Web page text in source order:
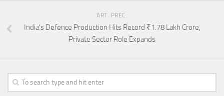
ART. PREC.
India’s Defence Production Hits Record ₹1.78 Lakh Crore,
Private Sector Role Expands